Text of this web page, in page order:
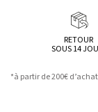
RETOUR
SOUS 14
*à partir de 200€ d’achat